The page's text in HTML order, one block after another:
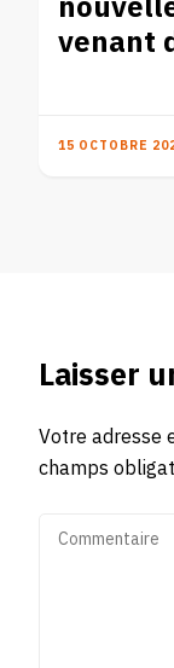
venant
15 OCTOBRE
Laisser
Votre adresse
champs